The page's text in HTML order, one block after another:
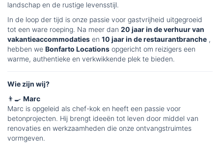
landschap en de rustige levensstijl.
In de loop der tijd is onze passie voor gastvrijheid uitgegroeid
tot een ware roeping. Na meer dan 20 jaar in de verhuur van
vakantieaccommodaties en 10 jaar in de restaurantbranche ,
hebben we Bonfarto Locations opgericht om reizigers een
warme, authentieke en verkwikkende plek te bieden.
Wie zijn wij?
👨‍🍳 Marc
Marc is opgeleid als chef-kok en heeft een passie voor
betonprojecten. Hij brengt ideeën tot leven door middel van
renovaties en werkzaamheden die onze ontvangstruimtes
vormgeven.